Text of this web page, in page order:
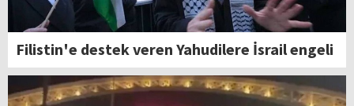
Filistin'e destek veren Yahudilere İsrail engeli